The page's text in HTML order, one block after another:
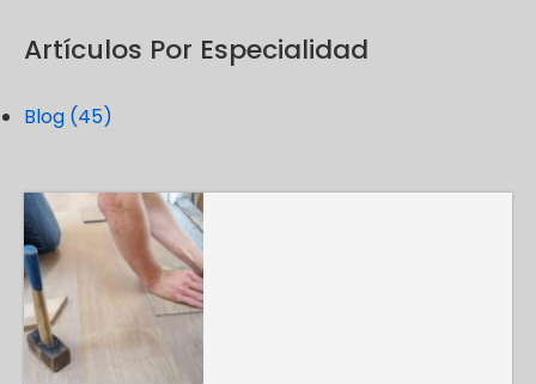
Artículos Por Especialidad
Blog (45)